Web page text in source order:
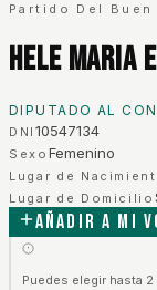
Partido Del Buen
Hele Maria
DIPUTADO AL
DNI 10547134
Sexo Femenino
Lugar de
Lugar de Domicilio
Añadir a mi
Puedes elegir hasta